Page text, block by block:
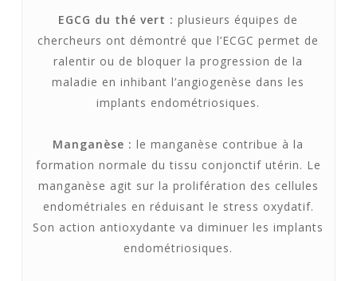
EGCG du thé vert :plusieurs équipes de
chercheurs ont démontré que l’ECGC permet de
ralentir ou de bloquer la progression de la
maladie en inhibant l’angiogenèse dans les
implants endométriosiques.
Manganèse :le manganèse contribue à la
formation normale du tissu conjonctif utérin. Le
manganèse agit sur la prolifération des cellules
endométriales en réduisant le stress oxydatif.
Son action antioxydante va diminuer les implants
endométriosiques.